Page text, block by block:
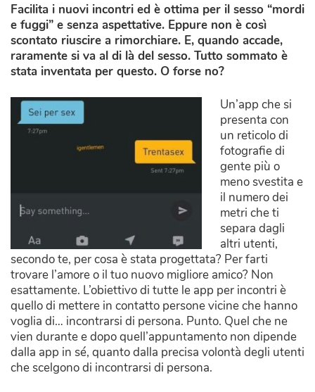
Facilita i nuovi incontri ed è ottima per il sesso “mordi
e fuggi” e senza aspettative. Eppure non è così
scontato riuscire a rimorchiare. E, quando accade,
raramente si va al di là del sesso. Tutto sommato è
stata inventata per questo. O forse no?
Un’app che si
presenta con
un reticolo di
fotografie di
gente più o
meno svestita e
il numero dei
metri che ti
separa dagli
altri utenti,
secondo te, per cosa è stata progettata? Per farti
trovare l’amore o il tuo nuovo migliore amico? Non
esattamente. L’obiettivo di tutte le app per incontri è
quello di mettere in contatto persone vicine che hanno
voglia di… incontrarsi di persona. Punto. Quel che ne
vien durante e dopo quell’appuntamento non dipende
dalla app in sé, quanto dalla precisa volontà degli utenti
che scelgono di incontrarsi di persona.